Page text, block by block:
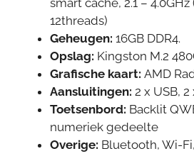
12threads)
Geheugen: 16GB DDR4.
Opslag: Kingston M.2
Grafische kaart: AMD
Aansluitingen: 2 x USB,
Toetsenbord: Backlit
numeriek gedeelte
Overige: Bluetooth, Wi-